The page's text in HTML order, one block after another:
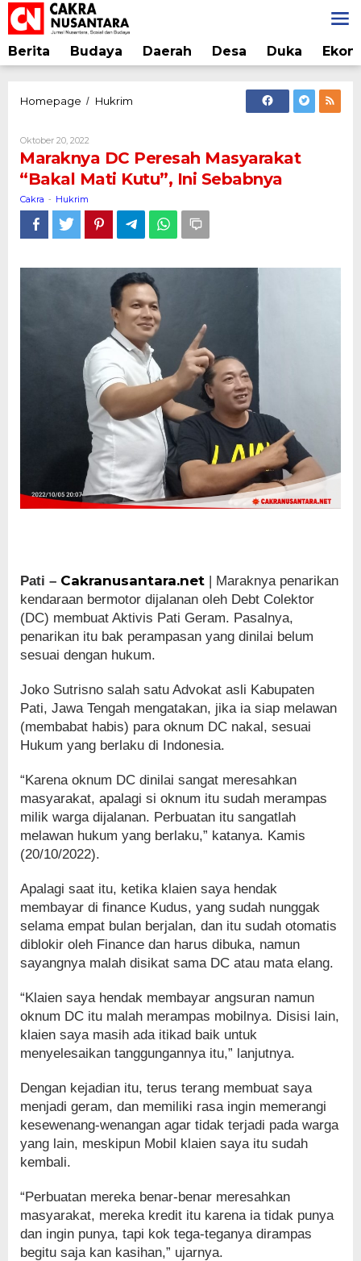
Lewati
ke
konten
Berita Budaya Daerah Desa Duka
Homepage / Hukrim
"Bakal
Mati
Ini
Sebabnya
Oktober 20, 2022
Cakra
Maraknya DC Peresah Masyarakat
“Bakal Mati Kutu”, Ini Sebabnya
Cakra - Hukrim
Pati – Cakranusantara.net | Maraknya penarikan
kendaraan bermotor dijalanan oleh Debt Colektor
(DC) membuat Aktivis Pati Geram. Pasalnya,
penarikan itu bak perampasan yang dinilai belum
sesuai dengan hukum.
Joko Sutrisno salah satu Advokat asli Kabupaten
Pati, Jawa Tengah mengatakan, jika ia siap melawan
(membabat habis) para oknum DC nakal, sesuai
Hukum yang berlaku di Indonesia.
“Karena oknum DC dinilai sangat meresahkan
masyarakat, apalagi si oknum itu sudah merampas
milik warga dijalanan. Perbuatan itu sangatlah
melawan hukum yang berlaku,” katanya. Kamis
(20/10/2022).
Apalagi saat itu, ketika klaien saya hendak
membayar di finance Kudus, yang sudah nunggak
selama empat bulan berjalan, dan itu sudah otomatis
diblokir oleh Finance dan harus dibuka, namun
sayangnya malah disikat sama DC atau mata elang.
“Klaien saya hendak membayar angsuran namun
oknum DC itu malah merampas mobilnya. Disisi lain,
klaien saya masih ada itikad baik untuk
menyelesaikan tanggungannya itu,” lanjutnya.
Dengan kejadian itu, terus terang membuat saya
menjadi geram, dan memiliki rasa ingin memerangi
kesewenang-wenangan agar tidak terjadi pada warga
yang lain, meskipun Mobil klaien saya itu sudah
kembali.
“Perbuatan mereka benar-benar meresahkan
masyarakat, mereka kredit itu karena ia tidak punya
dan ingin punya, tapi kok tega-teganya dirampas
begitu saja kan kasihan,” ujarnya.